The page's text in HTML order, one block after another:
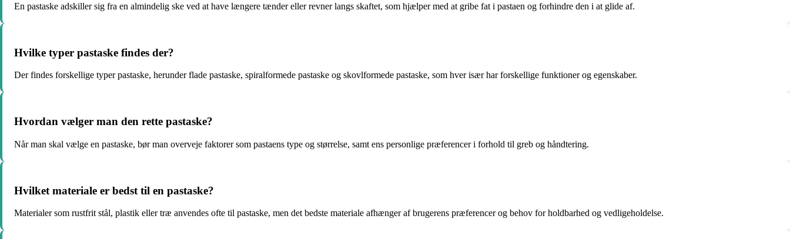
En pastaske adskiller sig fra en almindelig ske ved at have længere tænder eller revner langs skaftet, som hjælper med at gribe fat i pastaen og forhindre den i at glide af.
Hvilke typer pastaske findes der?
Der findes forskellige typer pastaske, herunder flade pastaske, spiralformede pastaske og skovlformede pastaske, som hver især har forskellige funktioner og egenskaber.
Hvordan vælger man den rette pastaske?
Når man skal vælge en pastaske, bør man overveje faktorer som pastaens type og størrelse, samt ens personlige præferencer i forhold til greb og håndtering.
Hvilket materiale er bedst til en pastaske?
Materialer som rustfrit stål, plastik eller træ anvendes ofte til pastaske, men det bedste materiale afhænger af brugerens præferencer og behov for holdbarhed og vedligeholdelse.